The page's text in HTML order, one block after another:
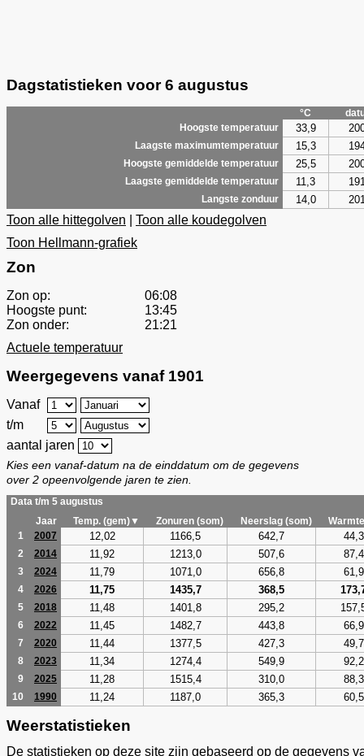
Dagstatistieken voor 6 augustus
°C
Hoogste temperatuur
33,9
Laagste maximumtemperatuur 15,3
Hoogste gemiddelde temperatuur 25,5
Laagste gemiddelde temperatuur 11,3
Langste zonduur 14,0
Toon alle hittegolven
Toon alle koudegolven
Toon Hellmann-grafiek
Zon
Zon op:
06:08
Hoogste punt:
13:45
Zon onder:
21:21
Actuele temperatuur
Weergegevens vanaf 1901
Vanaf
t/m
aantal jaren
Kies een vanaf-datum na de einddatum om de gegevens
over 2 opeenvolgende jaren te zien.
Data t/m 5 augustus
Jaar
Temp. (gem)▼ Zonuren (som) Neerslag (som)
1
2007 12,02 1166,5 642,7 44,3
2 2014 11,92 1213,0 507,6 87,4
3 2024 11,79 1071,0 656,8 61,9
4 2026 11,75 1435,7 368,5
5 2018 11,48 1401,8 295,2
6 2022 11,45 1482,7 443,8 66,9
7 2020 11,44 1377,5 427,3 49,7
8 2023 11,34 1274,4 549,9 92,2
9 2025 11,28 1515,4 310,0 88,3
10 1990 11,24 1187,0 365,3 60,5
Weerstatistieken
De statistieken op deze site zijn gebaseerd op de gegevens